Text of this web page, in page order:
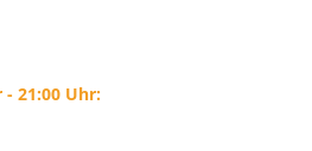
- 21:00 Uhr: